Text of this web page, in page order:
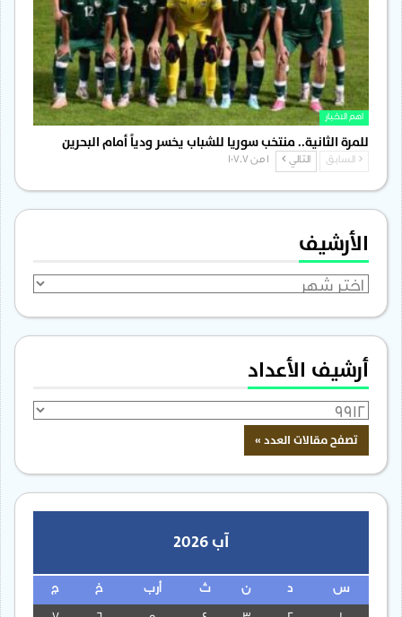
اهم الاخبار
للمرة الثانية.. منتخب سوريا للشباب يخسر ودياً أمام البحرين
السابق التالي
الأرشيف
الأرشيف
أرشيف الأعداد
آب 2026
س ن ث أرب خ ج